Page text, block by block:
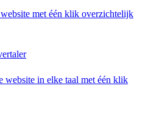
met één klik overzichtelijk
website in elke taal met één klik